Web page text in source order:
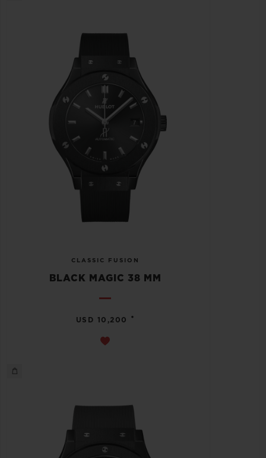
CLASSIC FUSION
BLACK MAGIC 38 MM
USD 10,200 •